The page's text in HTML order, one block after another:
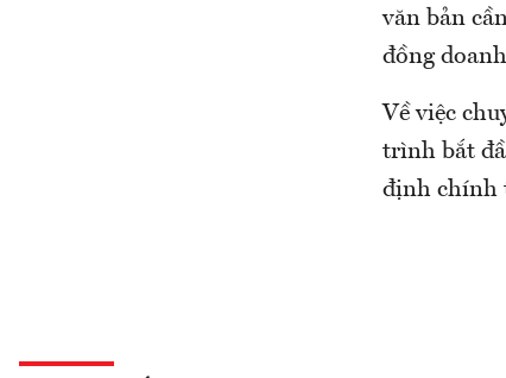
văn bản
đồng
Về việc
trình bắt
định chính